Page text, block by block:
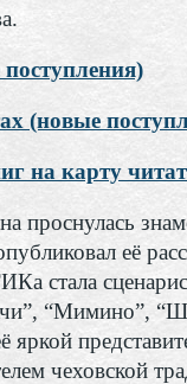
(новые
на карту
проснулась
её
стала
“Мимино”,
чеховской